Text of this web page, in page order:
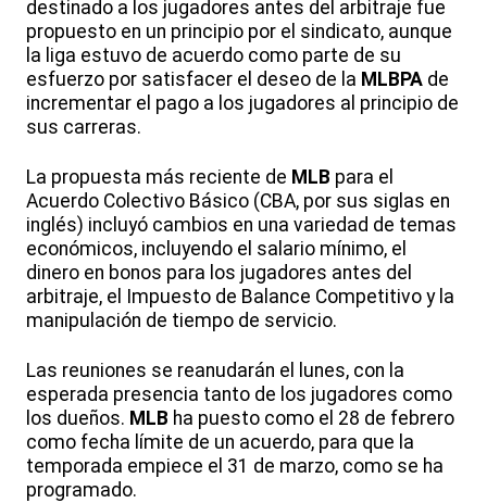
destinado a los jugadores antes del arbitraje fue
propuesto en un principio por el sindicato, aunque
la liga estuvo de acuerdo como parte de su
esfuerzo por satisfacer el deseo de la MLBPA de
incrementar el pago a los jugadores al principio de
sus carreras.
La propuesta más reciente de MLB para el
Acuerdo Colectivo Básico (CBA, por sus siglas en
inglés) incluyó cambios en una variedad de temas
económicos, incluyendo el salario mínimo, el
dinero en bonos para los jugadores antes del
arbitraje, el Impuesto de Balance Competitivo y la
manipulación de tiempo de servicio.
Las reuniones se reanudarán el lunes, con la
esperada presencia tanto de los jugadores como
los dueños. MLB ha puesto como el 28 de febrero
como fecha límite de un acuerdo, para que la
temporada empiece el 31 de marzo, como se ha
programado.